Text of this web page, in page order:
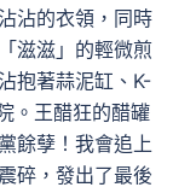
沾的衣領，同時
滋滋」的輕微煎
抱著蒜泥缸、K-
。王醋狂的醋罐
餘孽！我會追上
碎，發出了最後